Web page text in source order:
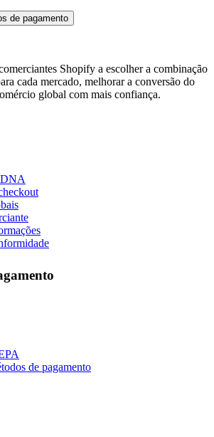
de pagamento
Shopify a escolher a combinação
cada mercado, melhorar a conversão do
global com mais confiança.
de pagamento